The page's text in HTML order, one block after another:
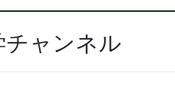
チャンネル